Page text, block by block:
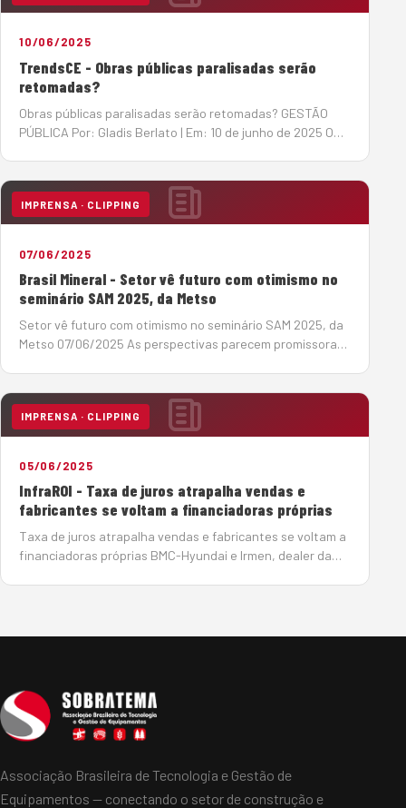
10/06/2025
TrendsCE - Obras públicas paralisadas serão
retomadas?
Obras públicas paralisadas serão retomadas? GESTÃO
PÚBLICA Por: Gladis Berlato | Em: 10 de junho de 2025 O
paralisadas, algumas delas h&a…
IMPRENSA · CLIPPING
07/06/2025
Brasil Mineral - Setor vê futuro com otimismo no
seminário SAM 2025, da Metso
Setor vê futuro com otimismo no seminário SAM 2025, da
Metso 07/06/2025 As perspectivas parecem promissoras,
os investimentos devem somar R$ 1,02 tri…
IMPRENSA · CLIPPING
05/06/2025
InfraROI - Taxa de juros atrapalha vendas e
fabricantes se voltam a financiadoras próprias
Taxa de juros atrapalha vendas e fabricantes se voltam a
financiadoras próprias BMC-Hyundai e Irmen, dealer da
Associação Brasileira de Tecnologia e Gestão de
Equipamentos — conectando o setor de construção e